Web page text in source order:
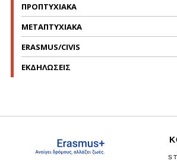
ΠΡΟΠΤΥΧΙΑΚΑ
ΜΕΤΑΠΤΥΧΙΑΚΑ
ERASMUS/CIVIS
ΕΚΔΗΛΩΣΕΙΣ